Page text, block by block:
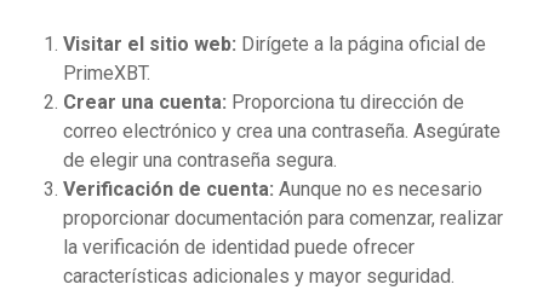
Visitar el sitio web: Dirígete a la página oficial de
PrimeXBT.
Crear una cuenta: Proporciona tu dirección de
correo electrónico y crea una contraseña. Asegúrate
de elegir una contraseña segura.
Verificación de cuenta: Aunque no es necesario
proporcionar documentación para comenzar, realizar
la verificación de identidad puede ofrecer
características adicionales y mayor seguridad.